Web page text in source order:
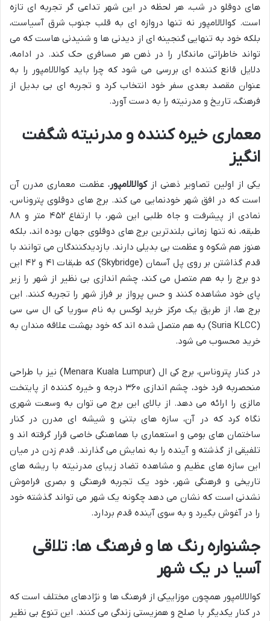
های دوقلو در شب، هر لحظه در این شهر تداعی گر تجربه ای تازه
است. کوالالامپور نه تنها دروازه ای به قلب جنوب شرق آسیاست،
بلکه خود به تنهایی گنجینه ای از دیدنی ها و شنیدنی هاست که می
تواند خاطراتی ماندگار را در ذهن هر مسافری حک کند. در ادامه،
دلایل قانع کننده ای بررسی می شود که چرا باید کوالالامپور را به
عنوان مقصد بعدی سفر خود انتخاب کرد و تجربه ای بی بدیل از
فرهنگ، تاریخ و مدرنیته را به دست آورد.
معماری خیره کننده و مدرنیته شگفت
انگیز
یکی از اولین تصاویر ذهنی ازکوالالامپور، عظمت معماری مدرن آن
است که در افق شهر خودنمایی می کند. برج های دوقلوی پتروناس،
نمادی از پیشرفت و جاه طلبی این شهر، با ارتفاع ۴۵۲ متر و ۸۸
طبقه، نه تنها زمانی بلندترین برج های دوقلوی جهان بوده اند، بلکه
هنوز هم شکوه و عظمت بی بدیلی دارند. بازدیدکنندگان می توانند با
قدم گذاشتن بر روی پل آسمان (Skybridge) که طبقات ۴۱ و ۴۲ این
دو برج را به هم متصل می کند، چشم اندازی بی نظیر از شهر را زیر
پای خود مشاهده کنند و حس پرواز بر فراز شهر را تجربه کنند. این
برج ها، از طریق یک مرکز خرید لوکس به نام سوریا کی ال سی سی
(Suria KLCC) به هم متصل شده اند که خود بهشت علاقه مندان به
خرید محسوب می شود.
در کنار پتروناس، برج کی ال (Menara Kuala Lumpur) نیز با طراحی
منحصربه فرد خود، چشم اندازی ۳۶۰ درجه و خیره کننده از پایتخت
مالزی را ارائه می دهد. از بالای این برج می توان به وسعت شهری
نگاه کرد که در آن، سازه های بتنی و شیشه ای مدرن در کنار
ساختمان های بومی و استعماری با هماهنگی خاصی قرار گرفته اند و
تلفیقی از گذشته و آینده را به نمایش می گذارند. قدم زدن در میان
این سازه های عظیم و مشاهده تضاد زیبای مدرنیته با ریشه های
تاریخی و فرهنگی شهر، خود یک تجربه فرهنگی و بصری فراموش
نشدنی است که نشان می دهد چگونه یک شهر می تواند گذشته خود
را در آغوش بگیرد و به سوی آینده قدم بردارد.
جشنواره رنگ ها و فرهنگ ها: تلاقی
آسیا در یک شهر
کوالالامپور همچون موزاییکی از فرهنگ ها و نژادهای مختلف است که
در کنار یکدیگر با صلح و همزیستی زندگی می کنند. این تنوع بی نظیر